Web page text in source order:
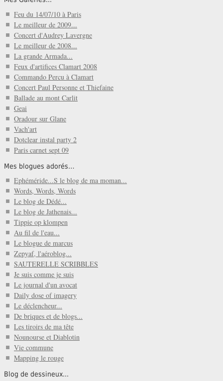
Feu du 14/07/10 à Paris
Le meilleur de 2009...
Concert d'Audrey Lavergne
Le meilleur de 2008...
La grande Armada...
Feux d'artifices Clamart 2008
Commando Percu à Clamart
Concert Paul Personne et Thiefaine
Ballade au mont Carlit
Geai
Oradour sur Glane
Vach'art
Dotclear instal party 2
Paris carnet sept 09
Mes blogues adorés…
Ephéméride...S le blog de ma moman...
Words, Words, Words
Le blog de Dédé...
Le blog de Jathenais...
Tippie op klompen
Au fil de l'eau...
Le blogue de marcus
Zepyaf, l'aéroblog...
SAUTERELLE SCRIBBLES
Je suis comme je suis
Le journal d'un avocat
Daily dose of imagery
Le déclencheur...
De briques et de blogs...
Les tiroirs de ma tête
Nounourse et Diablotin
Vie commune
Mapping le rouge
Blog de dessineux...